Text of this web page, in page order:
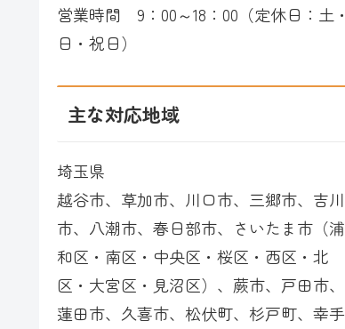
営業時間 9 ： 00～18 ： 00 （定休日：土・
日・祝日）
主な対応地域
埼玉県
越谷市、草加市、川口市、三郷市、吉川
市、八潮市、春日部市、さいたま市（浦
和区・南区・中央区・桜区・西区・北
区・大宮区・見沼区）、蕨市、戸田市、
蓮田市、久喜市、松伏町、杉戸町、幸手